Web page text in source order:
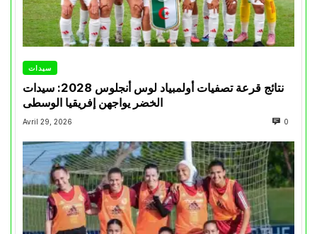
سيدات
نتائج قرعة تصفيات أولمبياد لوس أنجلوس 2028: سيدات
الخضر يواجهن إفريقيا الوسطى
Avril 29, 2026 0